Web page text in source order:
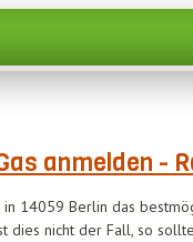
anmelden -
14059 Berlin das
dies nicht der Fall, so